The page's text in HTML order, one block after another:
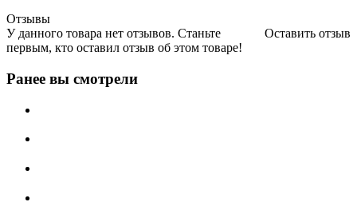
Отзывы
Оставить отзыв
У данного товара нет отзывов. Станьте
первым, кто оставил отзыв об этом товаре!
Ранее вы смотрели